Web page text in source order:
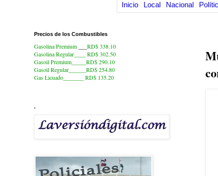
Inicio Local Nacional
Precios de los Combustibles
Gasolina Premium
RD$ 338.10
Gasolina Regular____ RD$ 302.50
Gasoil Premium_____RD$ 290.10
Gasoil Regular______RD$ 254.80
Gas Licuado_______
RD$ 135.20
.